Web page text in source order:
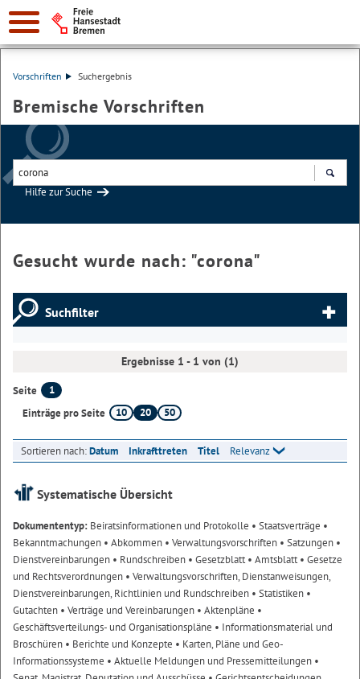
Vorschriften Suchergebnis
Bremische Vorschriften
Hilfe zur Suche
Gesucht wurde nach: "corona"
Suchfilter
Ergebnisse 1 - 1 von (1)
Seite
1
Einträge pro Seite
10 20 50
Sortieren nach:Datum Inkrafttreten Titel Relevanz
Systematische Übersicht
Dokumententyp: Beiratsinformationen und Protokolle • Staatsverträge •
Bekanntmachungen • Abkommen • Verwaltungsvorschriften • Satzungen •
Dienstvereinbarungen • Rundschreiben • Gesetzblatt• Amtsblatt• Gesetze
und Rechtsverordnungen • Verwaltungsvorschriften, Dienstanweisungen,
Dienstvereinbarungen, Richtlinien und Rundschreiben • Statistiken •
Gutachten • Verträge und Vereinbarungen • Aktenpläne •
Geschäftsverteilungs- und Organisationspläne • Informationsmaterial und
Broschüren • Berichte und Konzepte • Karten, Pläne und Geo-
Informationssysteme • Aktuelle Meldungen und Pressemitteilungen •